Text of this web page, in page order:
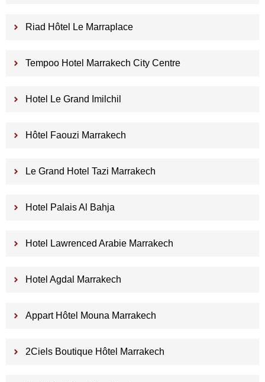
Riad Hôtel Le Marraplace
Tempoo Hotel Marrakech City Centre
Hotel Le Grand Imilchil
Hôtel Faouzi Marrakech
Le Grand Hotel Tazi Marrakech
Hotel Palais Al Bahja
Hotel Lawrenced Arabie Marrakech
Hotel Agdal Marrakech
Appart Hôtel Mouna Marrakech
2Ciels Boutique Hôtel Marrakech